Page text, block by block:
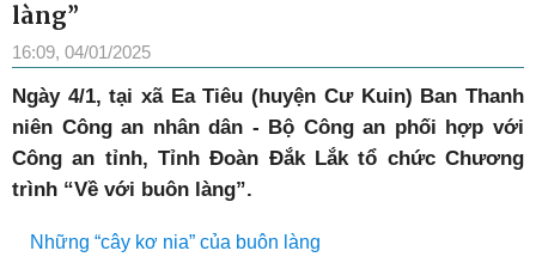
làng”
16:09, 04/01/2025
Ngày 4/1, tại xã Ea Tiêu (huyện Cư Kuin) Ban Thanh
niên Công an nhân dân - Bộ Công an phối hợp với
Công an tỉnh, Tỉnh Đoàn Đắk Lắk tổ chức Chương
trình “Về với buôn làng”.
Những “cây kơ nia” của buôn làng